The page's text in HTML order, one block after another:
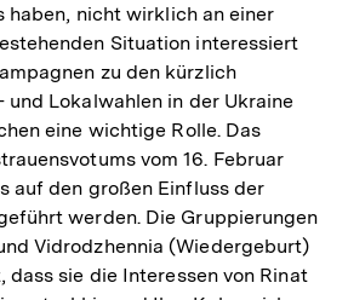
haben, nicht wirklich an einer
Situation interessiert
zu den kürzlich
Lokalwahlen in der Ukraine
eine wichtige Rolle. Das
vom 16. Februar
auf den großen Einfluss der
werden. Die Gruppierungen
Vidrodzhennia (Wiedergeburt)
sie die Interessen von Rinat